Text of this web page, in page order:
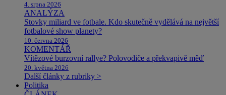
4. srpna 2026
ANALÝZA
Stovky miliard ve fotbale. Kdo skutečně vydělává na největší
fotbalové show planety?
10. června 2026
KOMENTÁŘ
Vítězové burzovní rallye? Polovodiče a překvapivě měď
20. května 2026
Další články z rubriky >
Politika